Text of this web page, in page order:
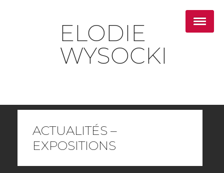
ELODIE
WYSOCKI
ACTUALITÉS –
EXPOSITIONS